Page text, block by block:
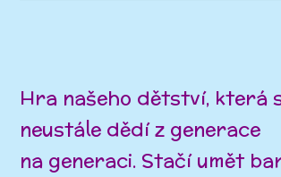
Hra našeho dětství, která
neustále dědí z generace
na generaci. Stačí umět